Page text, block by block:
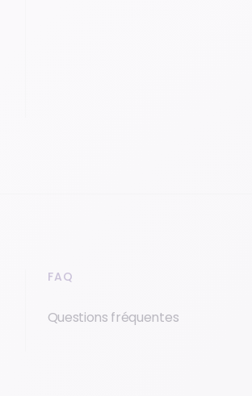
FAQ
Questions fréquentes